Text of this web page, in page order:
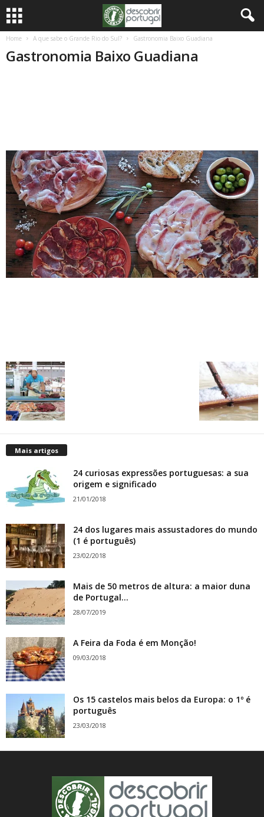
Home A que sabe o Grande Rio do Sul? Gastronomia Baixo Guadiana
Gastronomia Baixo Guadiana
Mais artigos
24 curiosas expressões portuguesas: a sua
origem e significado
21/01/2018
24 dos lugares mais assustadores do mundo
(1 é português)
23/02/2018
Mais de 50 metros de altura: a maior duna
de Portugal...
28/07/2019
A Feira da Foda é em Monção!
09/03/2018
Os 15 castelos mais belos da Europa: o 1º é
português
23/03/2018